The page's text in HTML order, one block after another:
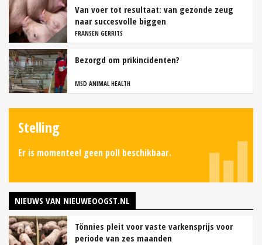
Van voer tot resultaat: van gezonde zeug
naar succesvolle biggen
FRANSEN GERRITS
Bezorgd om prikincidenten?
MSD ANIMAL HEALTH
Stelling
Er is momenteel geen poll beschikbaar.
NIEUWS VAN NIEUWEOOGST.NL
Tönnies pleit voor vaste varkensprijs voor
periode van zes maanden